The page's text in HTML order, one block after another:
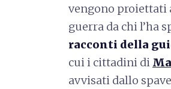
vengono proiettati
guerra da chi l’ha
racconti della
cui i cittadini di
avvisati dallo